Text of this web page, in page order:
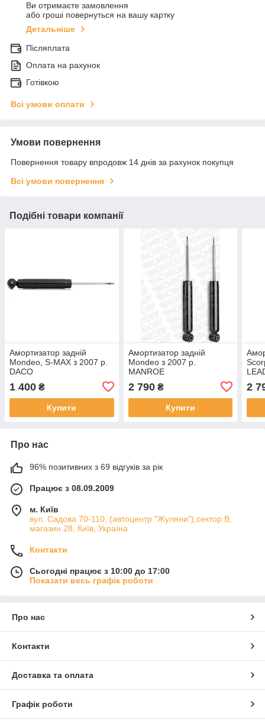
Ви отримаєте замовлення
або гроші повернуться на вашу картку
Детальніше
Післяплата
Оплата на рахунок
Готівкою
Всі умови оплати
Умови повернення
Повернення товару впродовж 14 днів за рахунок покупця
Всі умови повернення
Подібні товари компанії
Амортизатор задній
Моndeo, S-MAX з 2007 р.
DACO
1 400 ₴
Купити
Амортизатор задній
Моndeo з 2007 р.
MANROE
2 790₴
Купити
2
Про нас
96% позитивних з 69 відгуків за рік
Працює з 08.09.2009
м. Київ
вул. Садова 70-110, (автоцентр "Жуляни"),сектор В,
магазин 28, Київ, Україна
Контакти
Сьогодні працює з 10:00 до 17:00
Показати весь графік роботи
Про нас
Контакти
Доставка та оплата
Графік роботи